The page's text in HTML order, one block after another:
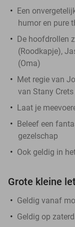
Een
humor en pure
De hoofdrollen
(Roodkapje),
(Oma)
Met regie van
van Stany
Laat je
Beleef een
gezelschap
Ook geldig in
Grote kleine
Geldig vanaf
Geldig op